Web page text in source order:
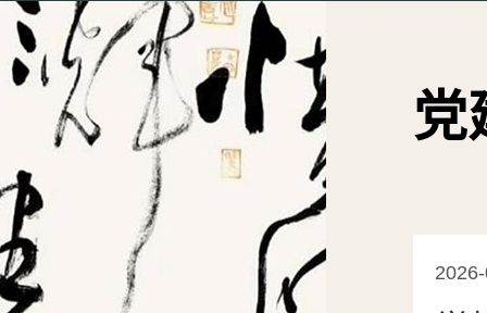
党